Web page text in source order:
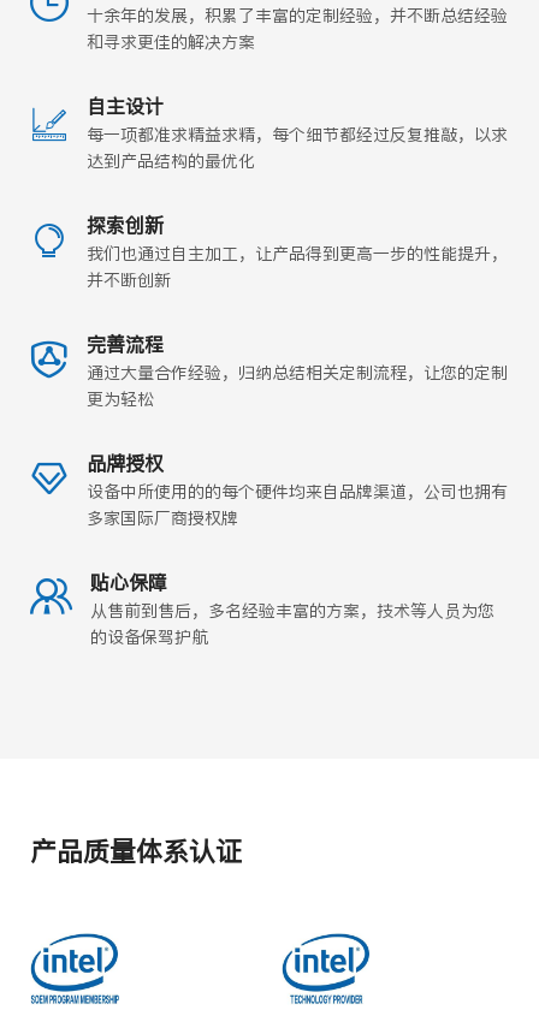
十余年的发展，积累了丰富的定制经验，并不断总结经验
和寻求更佳的解决方案
自主设计
每一项都准求精益求精，每个细节都经过反复推敲，以求
达到产品结构的最优化
探索创新
我们也通过自主加工，让产品得到更高一步的性能提升，
并不断创新
完善流程
通过大量合作经验，归纳总结相关定制流程，让您的定制
更为轻松
品牌授权
设备中所使用的的每个硬件均来自品牌渠道，公司也拥有
多家国际厂商授权牌
贴心保障
从售前到售后，多名经验丰富的方案，技术等人员为您
的设备保驾护航
产品质量体系认证